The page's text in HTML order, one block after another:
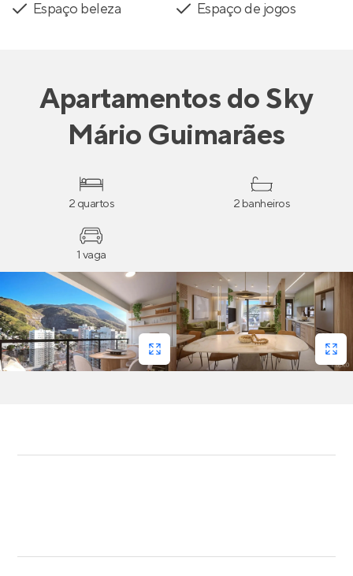
Espaço beleza Espaço de jogos
ApartamentosdoSky
Mário Guimarães
2 quartos 2 banheiros
1 vaga